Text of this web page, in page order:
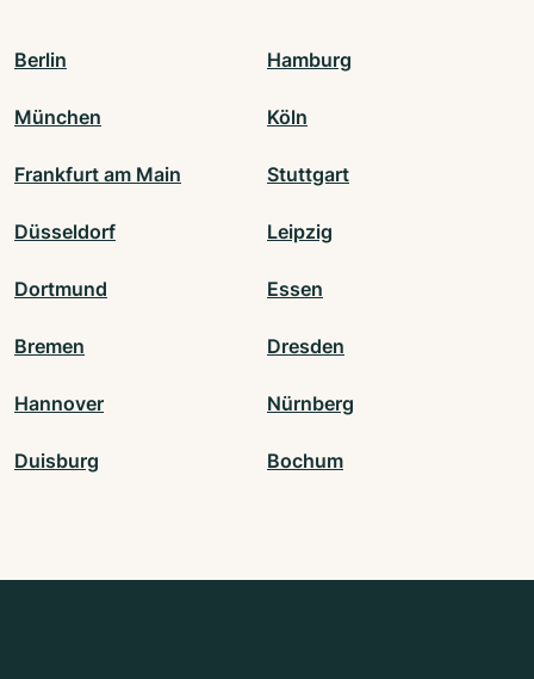
Berlin Hamburg
München Köln
Frankfurt am Main Stuttgart
Düsseldorf Leipzig
Dortmund Essen
Bremen Dresden
Hannover Nürnberg
Duisburg Bochum